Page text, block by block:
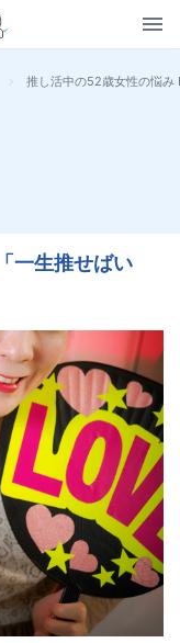
> 推し活中の52歳女性の悩み
一生推せばい